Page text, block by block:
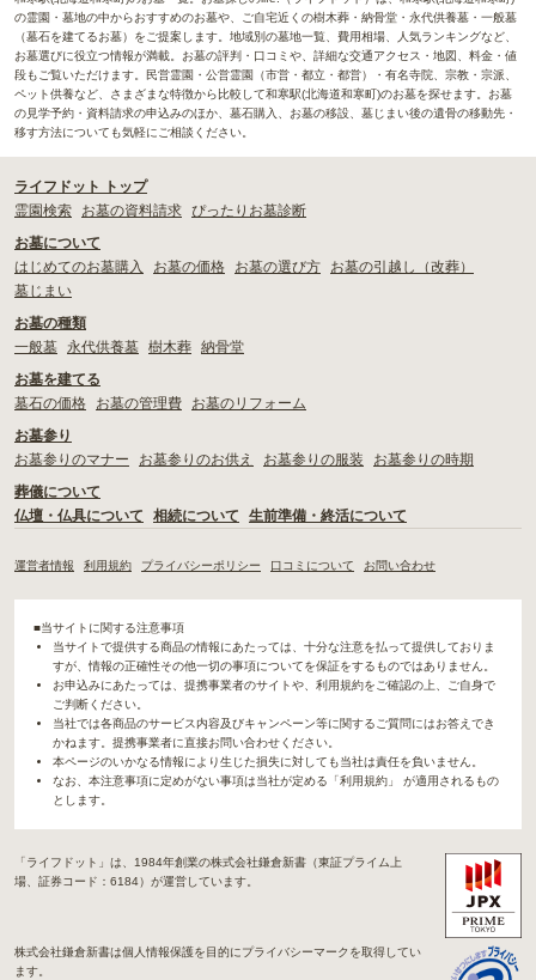
の霊園・墓地の中からおすすめのお墓や、ご自宅近くの樹木葬・納骨堂・永代供養墓・一般墓
（墓石を建てるお墓）をご提案します。地域別の墓地一覧、費用相場、人気ランキングなど、
お墓選びに役立つ情報が満載。お墓の評判・口コミや、詳細な交通アクセス・地図、料金・値
段もご覧いただけます。民営霊園・公営霊園（市営・都立・都営）・有名寺院、宗教・宗派、
ペット供養など、さまざまな特徴から比較して和寒駅(北海道和寒町)のお墓を探せます。お墓
の見学予約・資料請求の申込みのほか、墓石購入、お墓の移設、墓じまい後の遺骨の移動先・
移す方法についても気軽にご相談ください。
ライフドット トップ
霊園検索
お墓の資料請求 ぴったりお墓診断
お墓について
はじめてのお墓購入
お墓の価格 お墓の選び方
お墓の引越し（改葬）
墓じまい
お墓の種類
一般墓
永代供養墓 樹木葬 納骨堂
お墓を建てる
墓石の価格
お墓の管理費
お墓のリフォーム
お墓参り
お墓参りのマナー
お墓参りのお供え お墓参りの服装
お墓参りの時期
葬儀について
仏壇・仏具について
相続について 生前準備・終活について
運営者情報 利用規約 プライバシーポリシー 口コミについて お問い合わせ
■当サイトに関する注意事項
当サイトで提供する商品の情報にあたっては、十分な注意を払って提供しておりま
すが、情報の正確性その他一切の事項についてを保証をするものではありません。
お申込みにあたっては、提携事業者のサイトや、利用規約をご確認の上、ご自身で
ご判断ください。
当社では各商品のサービス内容及びキャンペーン等に関するご質問にはお答えでき
かねます。提携事業者に直接お問い合わせください。
本ページのいかなる情報により生じた損失に対しても当社は責任を負いません。
なお、本注意事項に定めがない事項は当社が定める「利用規約」 が適用されるもの
とします。
「ライフドット」は、1984年創業の株式会社鎌倉新書（東証プライム上
場、証券コード：6184）が運営しています。
株式会社鎌倉新書は個人情報保護を目的にプライバシーマークを取得してい
ます。